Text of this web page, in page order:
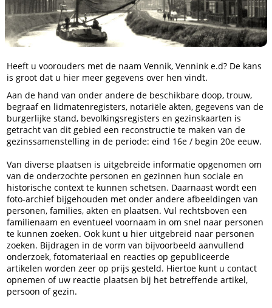
Heeft u voorouders met de naam Vennik, Vennink e.d? De kans
is groot dat u hier meer gegevens over hen vindt.
Aan de hand van onder andere de beschikbare doop, trouw,
begraaf en lidmatenregisters, notariële akten, gegevens van de
burgerlijke stand, bevolkingsregisters en gezinskaarten is
getracht van dit gebied een reconstructie te maken van de
gezinssamenstelling in de periode: eind 16e / begin 20e eeuw.
Van diverse plaatsen is uitgebreide informatie opgenomen om
van de onderzochte personen en gezinnen hun sociale en
historische context te kunnen schetsen. Daarnaast wordt een
foto-archief bijgehouden met onder andere afbeeldingen van
personen, families, akten en plaatsen. Vul rechtsboven een
familienaam en eventueel voornaam in om snel naar personen
te kunnen zoeken. Ook kunt u hier uitgebreid naar personen
zoeken. Bijdragen in de vorm van bijvoorbeeld aanvullend
onderzoek, fotomateriaal en reacties op gepubliceerde
artikelen worden zeer op prijs gesteld. Hiertoe kunt u contact
opnemen of uw reactie plaatsen bij het betreffende artikel,
persoon of gezin.